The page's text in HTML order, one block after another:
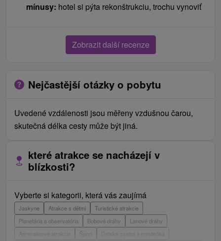
mínusy: hotel si pýta rekonštrukciu, trochu vynoviť
Zobrazit další recenze
Nejčastější otázky o pobytu
Uvedené vzdálenosti jsou měřeny vzdušnou čarou,
skutečná délka cesty může být jiná.
které atrakce se nacházejí v
blízkosti?
Vyberte si kategorii, která vás zaujímá
Jaskyne Atrakce s dětmi
Turistické atrakcie
Planetária a observatória
Bobové dráhy
Lanové dráhy
Adrenalinové atrakcie
Detské centrá a mestečká